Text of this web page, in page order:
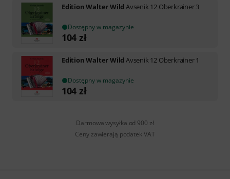
Edition Walter Wild Avsenik 12 Oberkrainer 3
Dostępny w magazynie
104 zł
Edition Walter Wild Avsenik 12 Oberkrainer 1
Dostępny w magazynie
104 zł
Darmowa wysyłka od 900 zł
Ceny zawierają podatek VAT